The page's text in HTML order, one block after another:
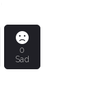
0
Sad